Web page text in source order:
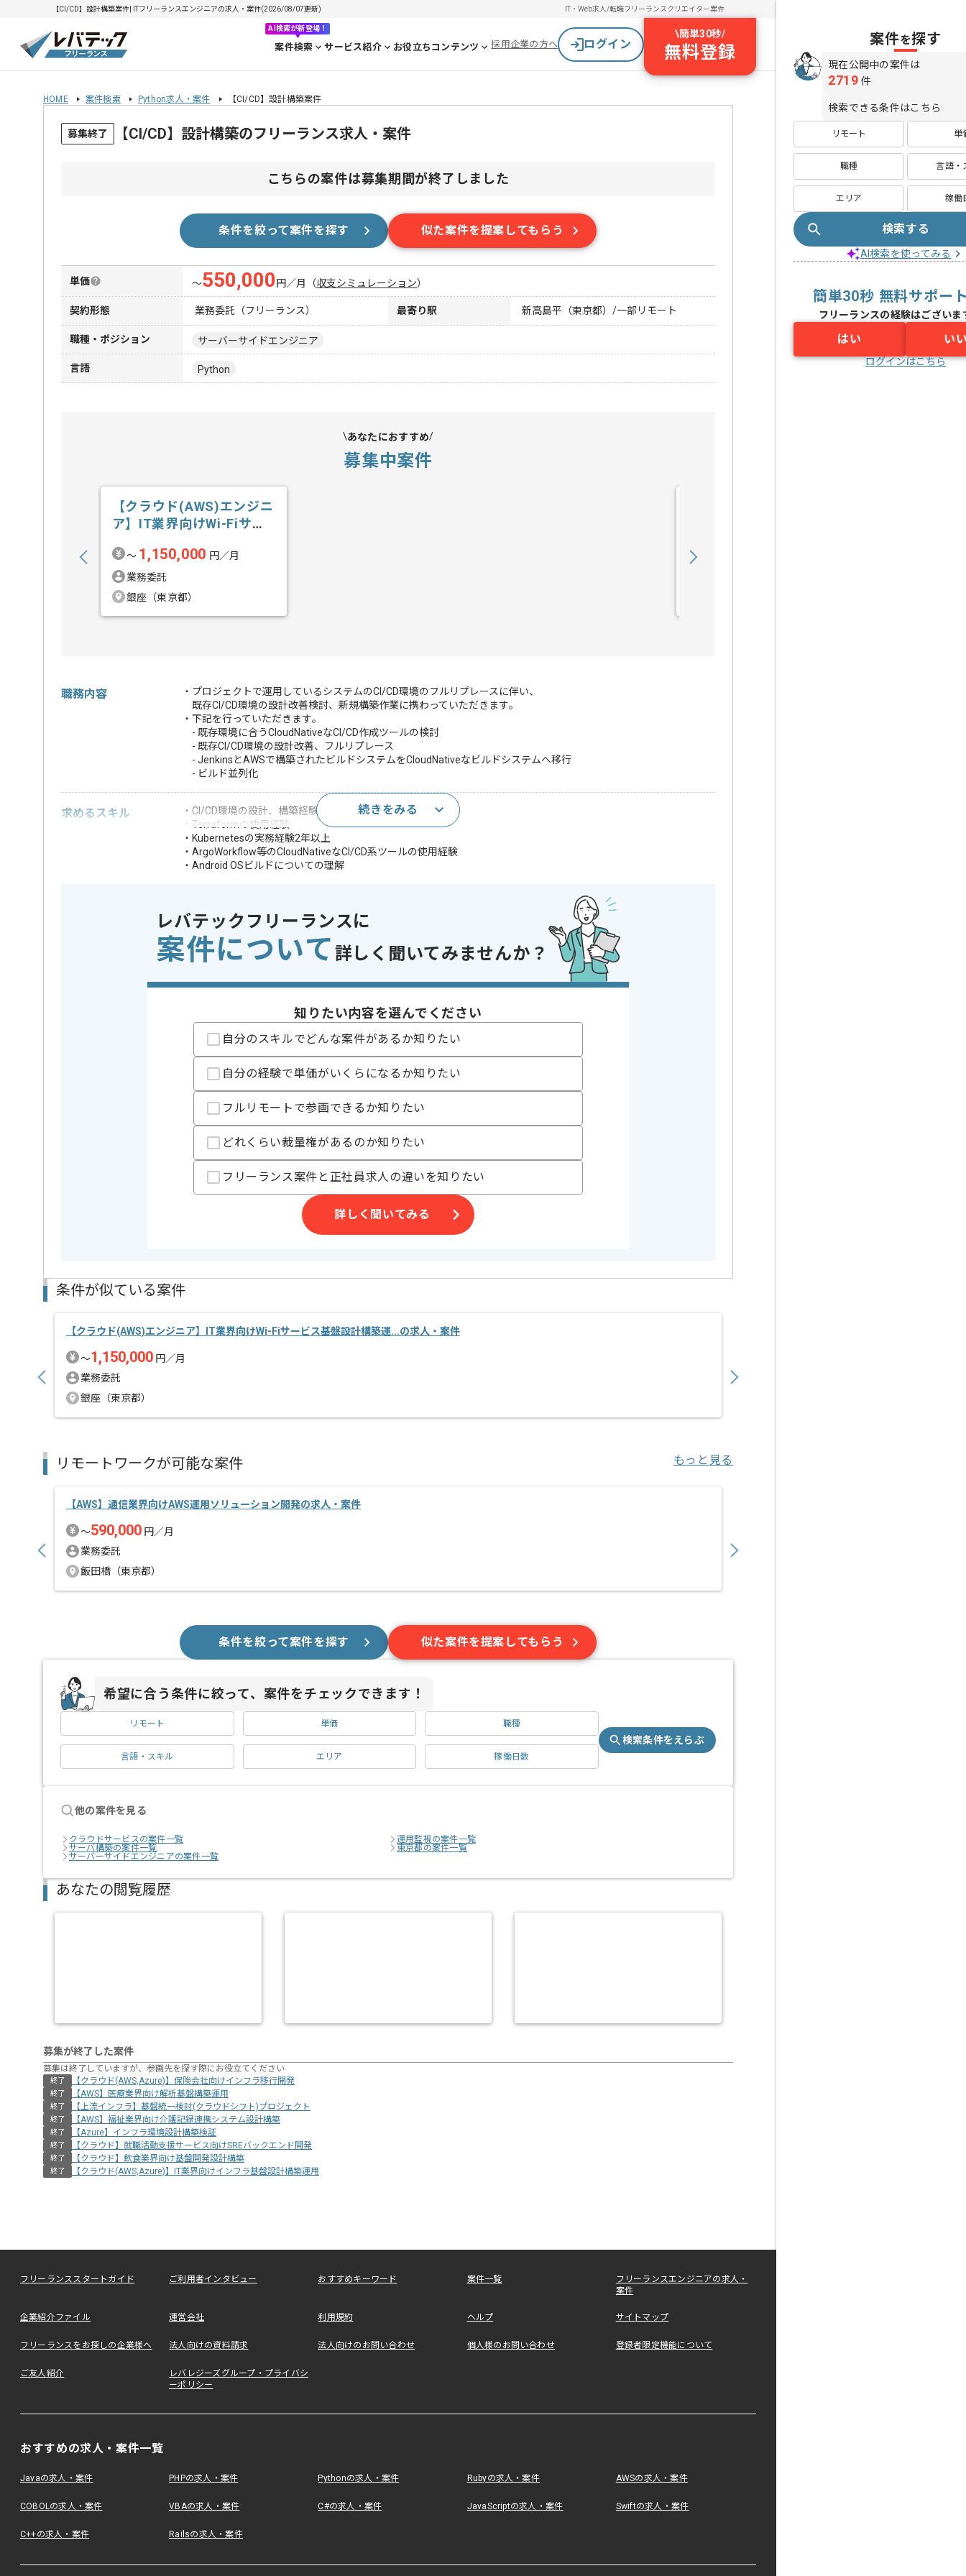
【CI/CD】設計構築案件| ITフリーランスエンジニアの求人・案件(2026/08/07更新) IT・Web求人/転職フリーランスクリエイター案件
AI検索が新登場！
案件検索 サービス紹介 お役立ちコンテンツ 採用企業の方へ ログイン
\簡単30秒/
無料登録
HOME 案件検索 Python求人・案件 【CI/CD】設計構築案件
募集終了 【CI/CD】設計構築のフリーランス求人・案件
こちらの案件は募集期間が終了しました
条件を絞って案件を探す 似た案件を提案してもらう
単価 〜550,000 円／月 （収支シミュレーション）
契約形態 業務委託（フリーランス） 最寄り駅 新高島平（東京都）/一部リモート
職種・ポジション サーバーサイドエンジニア
言語 Python
あなたにおすすめ
募集中案件
【クラウド(AWS)エンジニ
ア】IT業界向けWi-Fiサー
〜 1,150,000 円／月
業務委託
銀座（東京都）
職務内容
・プロジェクトで運用しているシステムのCI/CD環境のフルリプレースに伴い、
既存CI/CD環境の設計改善検討、新規構築作業に携わっていただきます｡
・下記を行っていただきます｡
- 既存環境に合うCloudNativeなCI/CD作成ツールの検討
- 既存CI/CD環境の設計改善、フルリプレース
- JenkinsとAWSで構築されたビルドシステムをCloudNativeなビルドシステムへ移行
- ビルド並列化
求めるスキル
・CI/CD環境の設計、構築経験
・Terraformの使用経験
・Kubernetesの実務経験2年以上
・ArgoWorkflow等のCloudNativeなCI/CD系ツールの使用経験
・Android OSビルドについての理解
歓迎スキル
・Android OSビルドについての知見
・Bazelによるキャッシュを用いたビルドの知見
・分散ビルドシステム構築に関する経験・知識（Goma server, Goma client）
・基本的なGitコマンドが使用経験
・自力でコンフリクトを解消した経験
・ファイル操作やエラー対応時におけるログの確認経験
・英語ドキュメントを読解した経験
※上記に似た経験やスキルをお持ちであれば申し込み可能なケースもございます！まずはお気軽にご相談ください！
Linux
クラウド
AWS
開発ツール
Docker
業務内容
担当領域/システム
クラウドサービス
特徴
担当者より
基本的にはフルリモートでの作業を見込んでおります。
続きをみる
レバテックフリーランスに
案件について 詳しく聞いてみませんか？
知りたい内容を選んでください
自分のスキルでどんな案件があるか知りたい
自分の経験で単価がいくらになるか知りたい
フルリモートで参画できるか知りたい
どれくらい裁量権があるのか知りたい
フリーランス案件と正社員求人の違いを知りたい
詳しく聞いてみる
条件が似ている案件
【クラウド(AWS)エンジニア】IT業界向けWi-Fiサービス基盤設計構築運...の求人・案件
〜1,150,000 円／月
業務委託
銀座（東京都）
リモートワークが可能な案件 もっと見る
【AWS】通信業界向けAWS運用ソリューション開発の求人・案件
〜590,000 円／月
業務委託
飯田橋（東京都）
条件を絞って案件を探す 似た案件を提案してもらう
希望に合う条件に絞って、案件をチェックできます！
リモート 単価 職種
言語・スキル エリア 稼働日数
検索条件をえらぶ
他の案件を見る
クラウドサービスの案件一覧
運用監視の案件一覧
サーバ構築の案件一覧
東京都の案件一覧
サーバーサイドエンジニアの案件一覧
あなたの閲覧履歴
募集が終了した案件
募集は終了していますが、参画先を探す際にお役立てください
終了 【クラウド(AWS,Azure)】保険会社向けインフラ移行開発
終了 【AWS】医療業界向け解析基盤構築運用
終了 【上流インフラ】基盤統一検討(クラウドシフト)プロジェクト
終了 【AWS】福祉業界向け介護記録連携システム設計構築
終了 【Azure】インフラ環境設計構築検証
終了 【クラウド】就職活動支援サービス向けSREバックエンド開発
終了 【クラウド】飲食業界向け基盤開発設計構築
終了 【クラウド(AWS,Azure)】IT業界向けインフラ基盤設計構築運用
フリーランススタートガイド ご利用者インタビュー おすすめキーワード 案件一覧
フリーランスエンジニアの求人・
案件
企業紹介ファイル 運営会社 利用規約 ヘルプ サイトマップ
フリーランスをお探しの企業様へ 法人向けの資料請求 法人向けのお問い合わせ 個人様のお問い合わせ 登録者限定機能について
ご友人紹介
レバレジーズグループ・プライバシ
ーポリシー
おすすめの求人・案件一覧
Javaの求人・案件 PHPの求人・案件 Pythonの求人・案件 Rubyの求人・案件 AWSの求人・案件
COBOLの求人・案件 VBAの求人・案件 C#の求人・案件 JavaScriptの求人・案件 Swiftの求人・案件
C++の求人・案件 Railsの求人・案件
案件を探す
現在公開中の案件は
2719 件
検索できる条件はこちら
リモート 単
職種 言語・
エリア 稼働
検索する
AI検索を使ってみる
簡単30秒 無料サポー
フリーランスの経験はございま
はい い
ログインはこちら